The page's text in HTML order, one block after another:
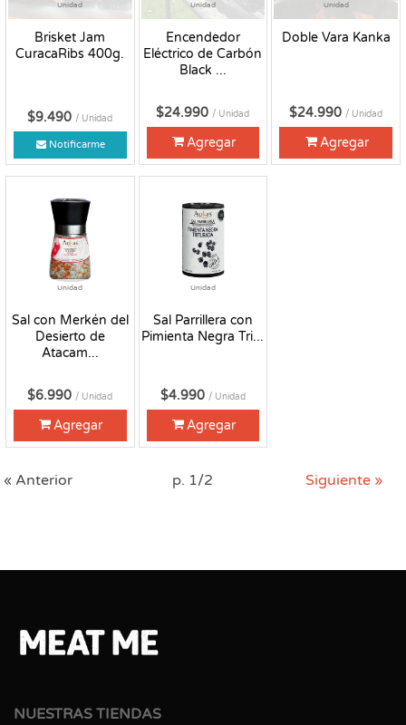
Unidad
Brisket Jam
CuracaRibs 400g.
$9.490 / Unidad
Notificarme
Unidad
Encendedor
Eléctrico de Carbón
Black ...
$24.990 / Unidad
Agregar
Unidad
Doble Vara Kanka
$24.990 / Unidad
Agregar
Unidad
Sal con Merkén del
Desierto de
Atacam...
$6.990 / Unidad
Agregar
Unidad
Sal Parrillera con
Pimienta Negra Tri...
$4.990 / Unidad
Agregar
« Anterior p. 1/2 Siguiente »
NUESTRAS TIENDAS